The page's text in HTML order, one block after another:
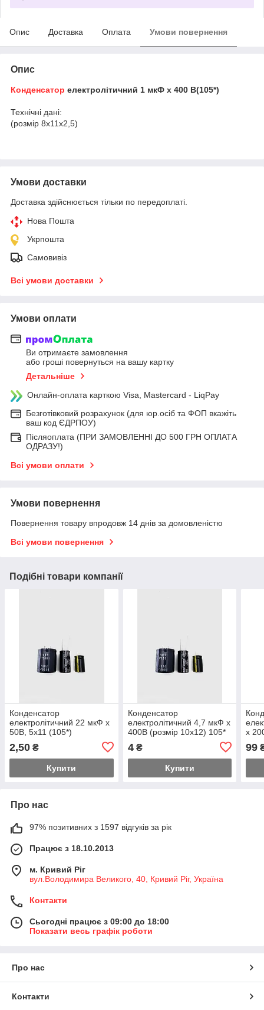
Опис Доставка Оплата Умови повернення
Опис
Конденсатор електролітичний 1 мкФ х 400 В(105*)
Технічні дані:
(розмір 8х11х2,5)
Умови доставки
Доставка здійснюється тільки по передоплаті.
Нова Пошта
Укрпошта
Самовивіз
Всі умови доставки
Умови оплати
Ви отримаєте замовлення
або гроші повернуться на вашу картку
Детальніше
Онлайн-оплата карткою Visa, Mastercard - LiqPay
Безготівковий розрахунок (для юр.осіб та ФОП вкажіть
ваш код ЄДРПОУ)
Післяоплата (ПРИ ЗАМОВЛЕННІ ДО 500 ГРН ОПЛАТА
ОДРАЗУ!)
Всі умови оплати
Умови повернення
Повернення товару впродовж 14 днів за домовленістю
Всі умови повернення
Подібні товари компанії
Конденсатор
електролітичний 22 мкФ х
50В, 5x11 (105*)
2,50 ₴
Купити
Конденсатор
електролітичний 4,7 мкФ х
400В (розмір 10x12) 105*
4₴
Купити
х
99
Про нас
97% позитивних з 1597 відгуків за рік
Працює з 18.10.2013
м. Кривий Ріг
вул.Володимира Великого, 40, Кривий Ріг, Україна
Контакти
Сьогодні працює з 09:00 до 18:00
Показати весь графік роботи
Про нас
Контакти